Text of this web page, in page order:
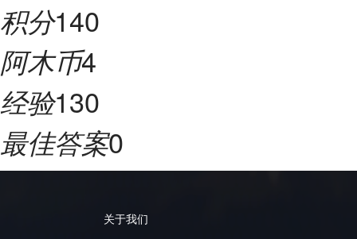
积分140
阿木币4
经验130
最佳答案0
关于我们